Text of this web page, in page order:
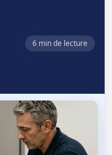
6 min de lecture